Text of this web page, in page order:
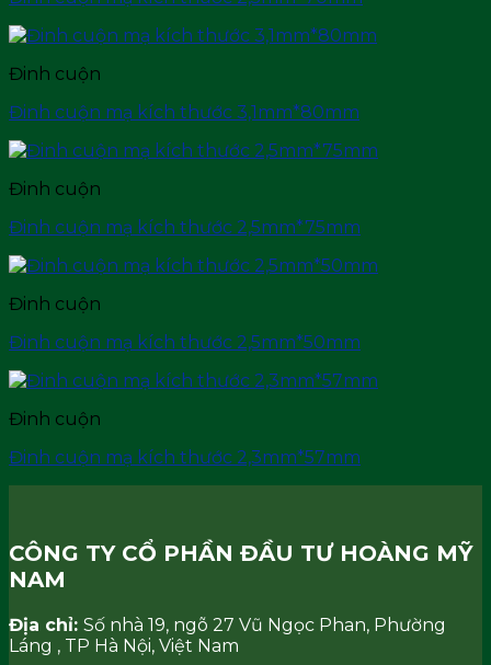
Đinh cuộn
Đinh cuộn mạ kích thước 3,1mm*80mm
Đinh cuộn
Đinh cuộn mạ kích thước 2,5mm*75mm
Đinh cuộn
Đinh cuộn mạ kích thước 2,5mm*50mm
Đinh cuộn
Đinh cuộn mạ kích thước 2,3mm*57mm
CÔNG TY CỔ PHẦN ĐẦU TƯ HOÀNG MỸ
NAM
Địa chỉ: Số nhà 19, ngõ 27 Vũ Ngọc Phan, Phường
Láng , TP Hà Nội, Việt Nam